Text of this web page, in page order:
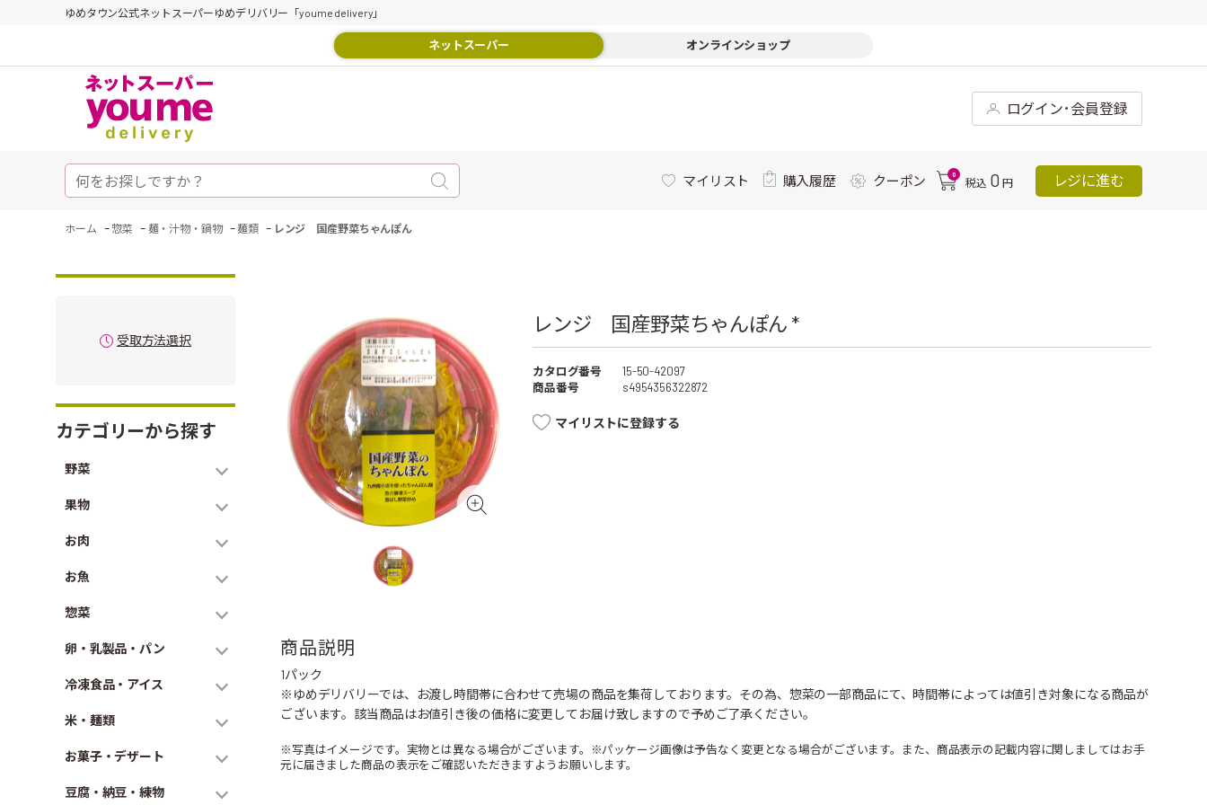
ゆめタウン公式ネットスーパーゆめデリバリー「youme delivery」
ネットスーパー オンラインショップ
ログイン･会員登録
マイリスト 購入履歴 クーポン 0
税込 0 円 レジに進む
ホーム - 惣菜 - 麺・汁物・鍋物 -麺類 - レンジ 国産野菜ちゃんぽん
受取方法選択
カテゴリーから探す
野菜
果物
お肉
お魚
惣菜
卵・乳製品・パン
冷凍食品・アイス
米・麺類
お菓子・デザート
豆腐・納豆・練物
レンジ 国産野菜ちゃんぽん *
カタログ番号
15-50-42097
商品番号
s4954356322872
マイリストに登録する
商品説明
1パック
※ゆめデリバリーでは、お渡し時間帯に合わせて売場の商品を集荷しております。その為、惣菜の一部商品にて、時間帯によっては値引き対象になる商品が
ございます。該当商品はお値引き後の価格に変更してお届け致しますので予めご了承ください。
※写真はイメージです。実物とは異なる場合がございます。※パッケージ画像は予告なく変更となる場合がございます。また、商品表示の記載内容に関しましてはお手
元に届きました商品の表示をご確認いただきますようお願いします。